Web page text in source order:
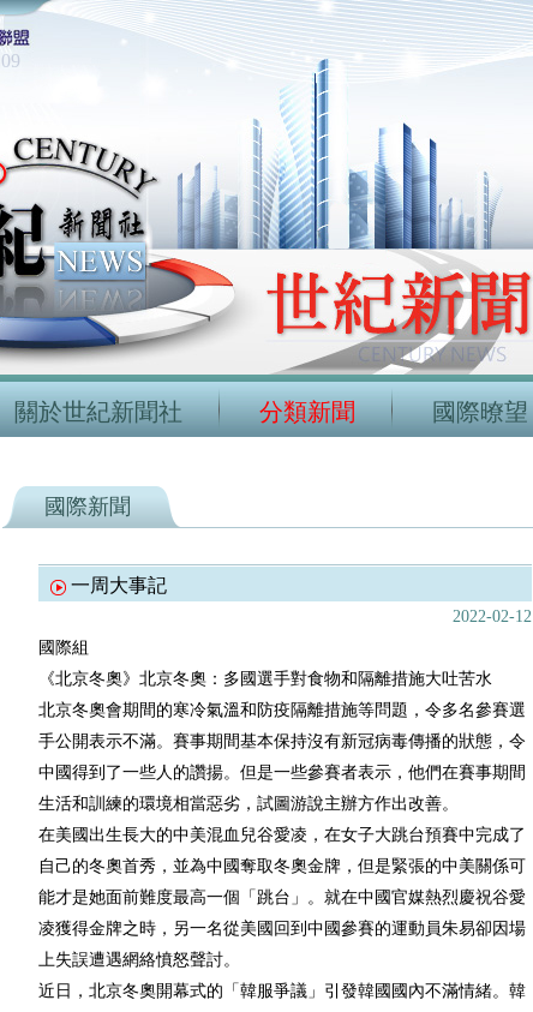
關於世紀新聞社 分類新聞 國際暸望
國際新聞
一周大事記
2022-02-12
國際組
《北京冬奧》北京冬奧：多國選手對食物和隔離措施大吐苦水
北京冬奧會期間的寒冷氣溫和防疫隔離措施等問題，令多名參賽選
手公開表示不滿。賽事期間基本保持沒有新冠病毒傳播的狀態，令
中國得到了一些人的讚揚。但是一些參賽者表示，他們在賽事期間
生活和訓練的環境相當惡劣，試圖游說主辦方作出改善。
在美國出生長大的中美混血兒谷愛凌，在女子大跳台預賽中完成了
自己的冬奧首秀，並為中國奪取冬奧金牌，但是緊張的中美關係可
能才是她面前難度最高一個「跳台」。就在中國官媒熱烈慶祝谷愛
凌獲得金牌之時，另一名從美國回到中國參賽的運動員朱易卻因場
上失誤遭遇網絡憤怒聲討。
近日，北京冬奧開幕式的「韓服爭議」引發韓國國內不滿情緒。韓